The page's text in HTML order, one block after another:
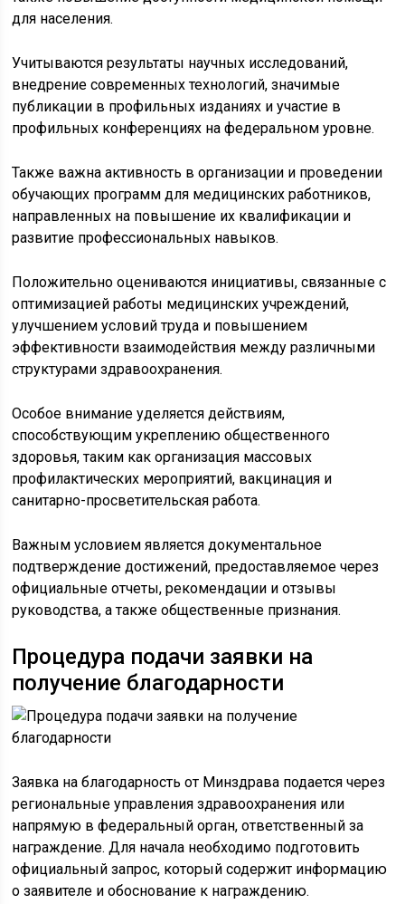
для населения.
Учитываются результаты научных исследований,
внедрение современных технологий, значимые
публикации в профильных изданиях и участие в
профильных конференциях на федеральном уровне.
Также важна активность в организации и проведении
обучающих программ для медицинских работников,
направленных на повышение их квалификации и
развитие профессиональных навыков.
Положительно оцениваются инициативы, связанные с
оптимизацией работы медицинских учреждений,
улучшением условий труда и повышением
эффективности взаимодействия между различными
структурами здравоохранения.
Особое внимание уделяется действиям,
способствующим укреплению общественного
здоровья, таким как организация массовых
профилактических мероприятий, вакцинация и
санитарно-просветительская работа.
Важным условием является документальное
подтверждение достижений, предоставляемое через
официальные отчеты, рекомендации и отзывы
руководства, а также общественные признания.
Процедура подачи заявки на
получение благодарности
Заявка на благодарность от Минздрава подается через
региональные управления здравоохранения или
напрямую в федеральный орган, ответственный за
награждение. Для начала необходимо подготовить
официальный запрос, который содержит информацию
о заявителе и обоснование к награждению.